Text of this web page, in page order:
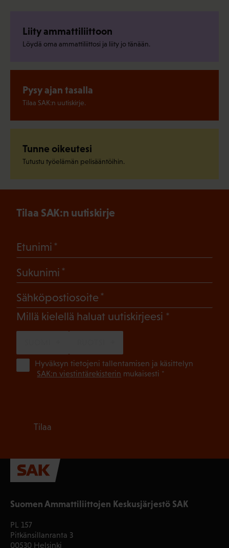
Liity ammattiliittoon
Löydä oma ammattiliittosi ja liity jo tänään.
Pysy ajan tasalla
Tilaa SAK:n uutiskirje.
Tunne oikeutesi
Tutustu työelämän pelisääntöihin.
Suomen Ammattiliittojen Keskusjärjestö SAK
PL 157
Pitkänsillanranta 3
00530 Helsinki
Tilaa SAK:n uutiskirje
Etunimi
Sukunimi
Sähköpostiosoite
Millä kielellä haluat uutiskirjeesi (Pakollinen)
Hyväksyn tietojeni tallentamisen ja käsittelyn
SAK:n viestintärekisterin mukaisesti *
Tilaa